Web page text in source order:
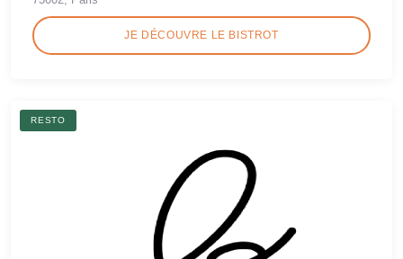
JE DÉCOUVRE LE BISTROT
RESTO